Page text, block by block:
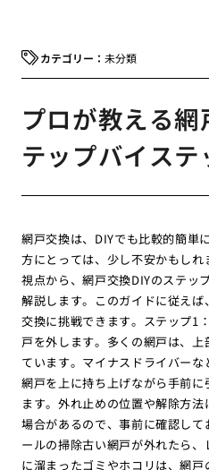
未分類
プロが教える
テップバイステ
網戸交換は、DIYでも比較的簡単
方にとっては、少し不安かもし
視点から、網戸交換DIYのステッ
解説します。このガイドに従え
交換に挑戦できます。ステップ1
戸を外します。多くの網戸は、
ています。マイナスドライバーな
網戸を上に持ち上げながら手前
ます。外れ止めの位置や解除方
場合があるので、事前に確認し
ールの掃除古い網戸が外れたら
に溜まったゴミやホコリは、網